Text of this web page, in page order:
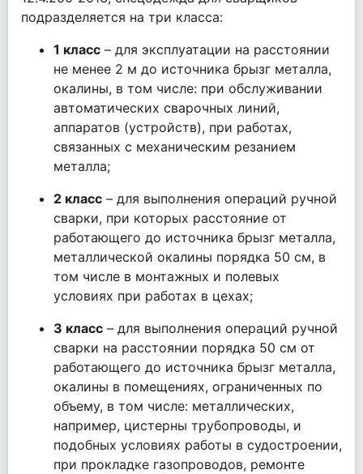
подразделяется на три класса:
1 класс – для эксплуатации на расстоянии
не менее 2 м до источника брызг металла,
окалины, в том числе: при обслуживании
автоматических сварочных линий,
аппаратов (устройств), при работах,
связанных с механическим резанием
металла;
2 класс – для выполнения операций ручной
сварки, при которых расстояние от
работающего до источника брызг металла,
металлической окалины порядка 50 см, в
том числе в монтажных и полевых
условиях при работах в цехах;
3 класс – для выполнения операций ручной
сварки на расстоянии порядка 50 см от
работающего до источника брызг металла,
окалины в помещениях, ограниченных по
объему, в том числе: металлических,
например, цистерны трубопроводы, и
подобных условиях работы в судостроении,
при прокладке газопроводов, ремонте